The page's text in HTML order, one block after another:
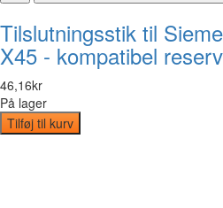
Tilslutningsstik til
X45 - kompatibel
46,16kr
På lager
Tilføj til kurv